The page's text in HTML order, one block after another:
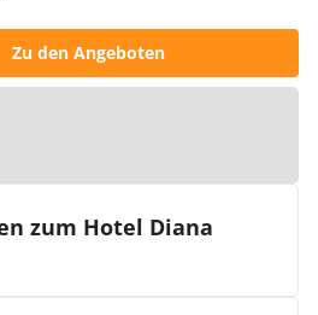
Zu den Angeboten
zum Hotel Diana